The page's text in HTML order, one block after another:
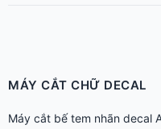
MÁY CẮT CHỮ DECAL
Máy cắt bế tem nhãn decal